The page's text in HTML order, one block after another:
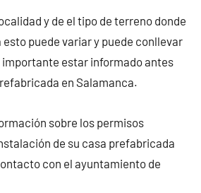
y de el tipo de terreno donde
puede variar y puede conllevar
importante estar informado antes
en Salamanca.
sobre los permisos
de su casa prefabricada
con el ayuntamiento de